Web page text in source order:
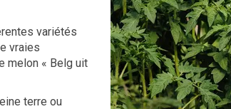
variétés
vraies
melon « Belg uit
terre ou